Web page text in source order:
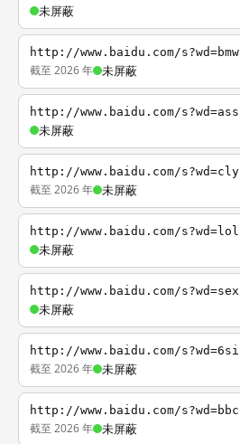
未屏蔽
http://www.baidu.com/s?wd=bmw
截至 2026 年 未屏蔽
http://www.baidu.com/s?wd=ass
未屏蔽
http://www.baidu.com/s?wd=cly
截至 2026 年 未屏蔽
http://www.baidu.com/s?wd=lol
未屏蔽
http://www.baidu.com/s?wd=sex
未屏蔽
http://www.baidu.com/s?wd=6si
截至 2026 年 未屏蔽
http://www.baidu.com/s?wd=bbc
截至 2026 年 未屏蔽